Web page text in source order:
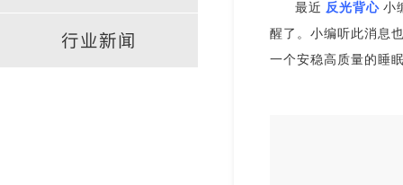
行业新闻
最近 反光背心 小
醒了。小编听此消息
一个安稳高质量的睡